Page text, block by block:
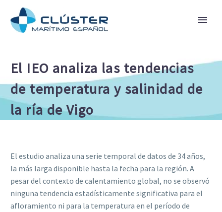
El IEO analiza las tendencias
de temperatura y salinidad de
la ría de Vigo
El estudio analiza una serie temporal de datos de 34 años,
la más larga disponible hasta la fecha para la región. A
pesar del contexto de calentamiento global, no se observó
ninguna tendencia estadísticamente significativa para el
afloramiento ni para la temperatura en el período de